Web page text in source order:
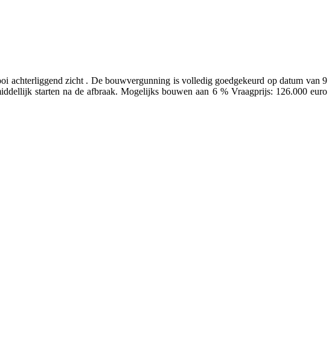
achterliggend zicht . De bouwvergunning is volledig goedgekeurd op datum van 9
starten na de afbraak. Mogelijks bouwen aan 6 % Vraagprijs: 126.000 euro